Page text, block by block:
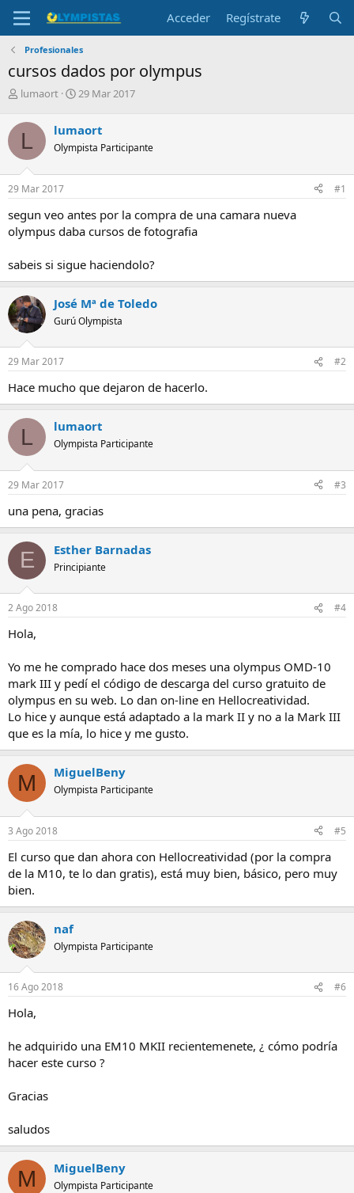
Acceder Regístrate
Profesionales
cursos dados por olympus
I
i
c
a
d
o
d
e
t
e
m
a
lumaort
F
h
a
e
i
c
o
29 Mar 2017
L lumaort
Olympista Participante
29 Mar 2017 #1
segun veo antes por la compra de una camara nueva
olympus daba cursos de fotografia
sabeis si sigue haciendolo?
José Mª de Toledo
Gurú Olympista
29 Mar 2017 #2
Hace mucho que dejaron de hacerlo.
L lumaort
Olympista Participante
29 Mar 2017 #3
una pena, gracias
E Esther Barnadas
Principiante
2 Ago 2018 #4
Hola,
Yo me he comprado hace dos meses una olympus OMD-10
mark III y pedí el código de descarga del curso gratuito de
olympus en su web. Lo dan on-line en Hellocreatividad.
Lo hice y aunque está adaptado a la mark II y no a la Mark III
que es la mía, lo hice y me gusto.
M MiguelBeny
Olympista Participante
3 Ago 2018 #5
El curso que dan ahora con Hellocreatividad (por la compra
de la M10, te lo dan gratis), está muy bien, básico, pero muy
bien.
naf
Olympista Participante
16 Ago 2018 #6
Hola,
he adquirido una EM10 MKII recientemenete, ¿ cómo podría
hacer este curso ?
Gracias
saludos
M MiguelBeny
Olympista Participante